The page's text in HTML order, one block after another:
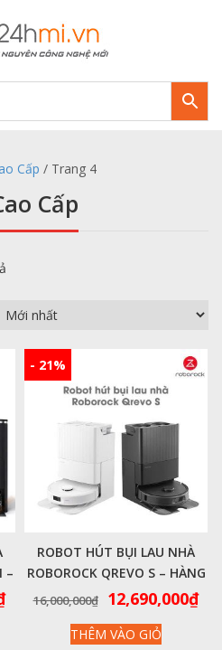
Cấp / Trang 4
Cấp
–
Giá
- 21%
ROBOT HÚT BỤI LAU NHÀ
ROBOROCK QREVO S – HÀNG
CHÍNH HÃNG
16,000,000₫
Giá
là:
12,690,000₫
THÊM VÀO GIỎ